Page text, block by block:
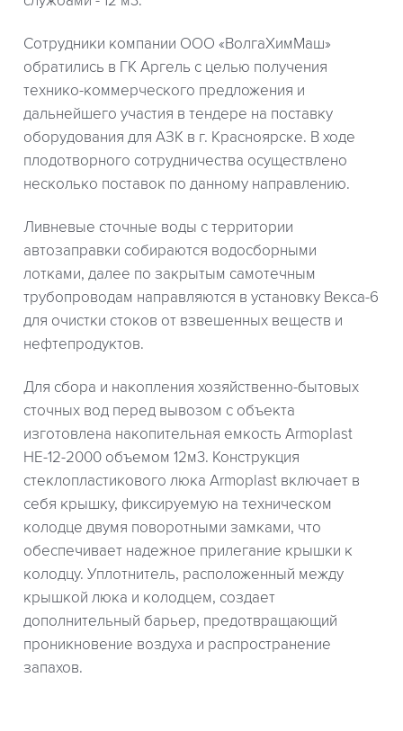
Сотрудники компании ООО «ВолгаХимМаш»
обратились в ГК Аргель с целью получения
технико-коммерческого предложения и
дальнейшего участия в тендере на поставку
оборудования для АЗК в г. Красноярске. В ходе
плодотворного сотрудничества осуществлено
несколько поставок по данному направлению.
Ливневые сточные воды с территории
автозаправки собираются водосборными
лотками, далее по закрытым самотечным
трубопроводам направляются в установку Векса-6
для очистки стоков от взвешенных веществ и
нефтепродуктов.
Для сбора и накопления хозяйственно-бытовых
сточных вод перед вывозом с объекта
изготовлена накопительная емкость Armoplast
НЕ-12-2000 объемом 12м3. Конструкция
стеклопластикового люка Armoplast включает в
себя крышку, фиксируемую на техническом
колодце двумя поворотными замками, что
обеспечивает надежное прилегание крышки к
колодцу. Уплотнитель, расположенный между
крышкой люка и колодцем, создает
дополнительный барьер, предотвращающий
проникновение воздуха и распространение
запахов.